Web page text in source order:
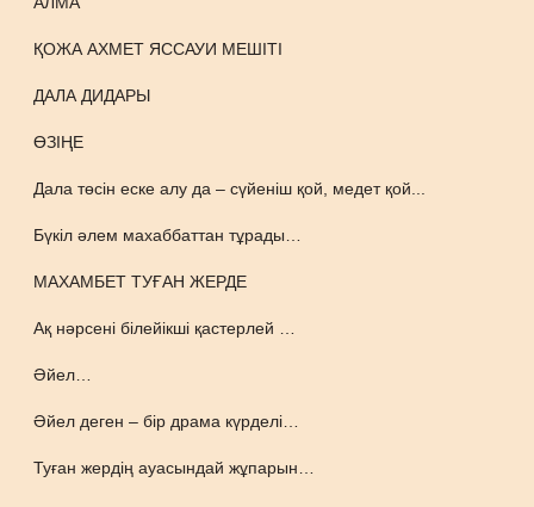
ҚОЖА АХМЕТ ЯССАУИ МЕШІТІ
ДАЛА ДИДАРЫ
ӨЗІҢЕ
Дала төсін еске алу да – сүйеніш қой, медет қой...
Бүкіл әлем махаббаттан тұрады…
МАХАМБЕТ ТУҒАН ЖЕРДЕ
Ақ нәрсені білейікші қастерлей …
Әйел…
Әйел деген – бір драма күрделі…
Туған жердің ауасындай жұпарын…